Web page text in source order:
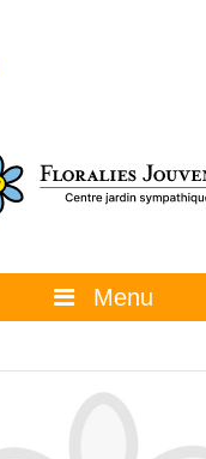
Menu
La boutique
Promotions et évènements